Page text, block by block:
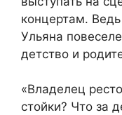
концертам.
Ульяна
детство и
«Владелец
стойки? Что за